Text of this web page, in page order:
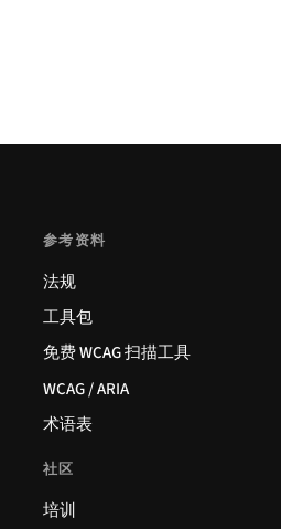
参考资料
法规
工具包
免费 WCAG 扫描工具
WCAG / ARIA
术语表
社区
培训